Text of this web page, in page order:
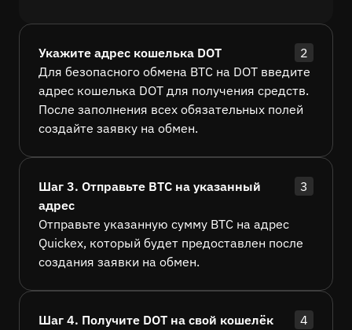
Укажите адрес кошелька DOT
2
Для безопасного обмена BTC на DOT введите
адрес кошелька DOT для получения средств.
После заполнения всех обязательных полей
создайте заявку на обмен.
Шаг 3. Отправьте BTC на указанный
адрес
3
Отправьте указанную сумму BTC на адрес
Quickex, который будет предоставлен после
создания заявки на обмен.
Шаг 4. Получите DOT на свой кошелёк
4